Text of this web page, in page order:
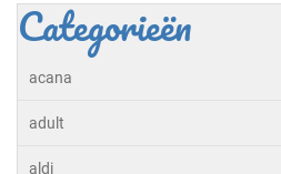
Categorieën
acana
adult
aldi